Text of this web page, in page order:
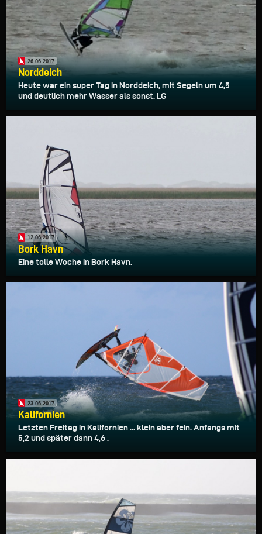
26.06.2017
Norddeich
Heute war ein super Tag in Norddeich, mit Segeln um 4,5
und deutlich mehr Wasser als sonst. LG
12.06.2017
Bork Havn
Eine tolle Woche in Bork Havn.
23.06.2017
Kalifornien
Letzten Freitag in Kalifornien ... klein aber fein. Anfangs mit
5,2 und später dann 4,6 .